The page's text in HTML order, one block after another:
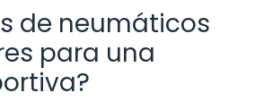
de neumáticos
para una